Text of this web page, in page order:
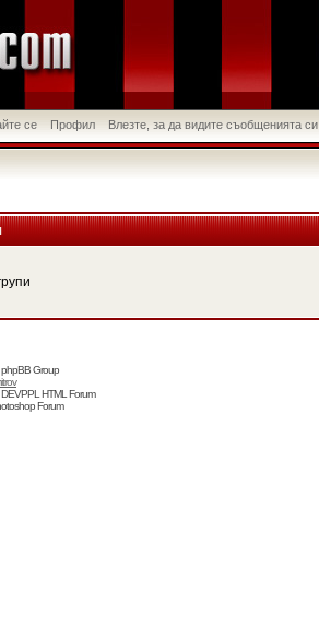
се Профил Влезте, за да видите съобщенията си
Group
DEVPPL HTML Forum
Forum